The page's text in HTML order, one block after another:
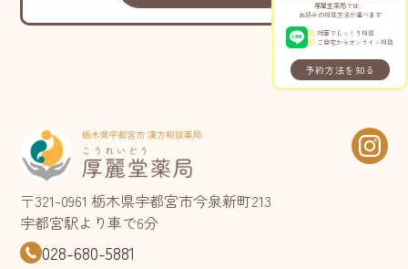
厚麗堂薬局では、
お好みの相談方法が選べます
対面でじっくり相談
ご自宅からオンライン相談
予約方法を知る
〒321-0961 栃木県宇都宮市今泉新町213
宇都宮駅より車で6分
028-680-5881